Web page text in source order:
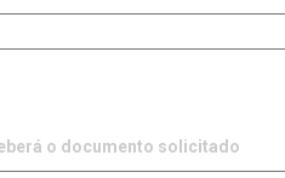
o documento solicitado